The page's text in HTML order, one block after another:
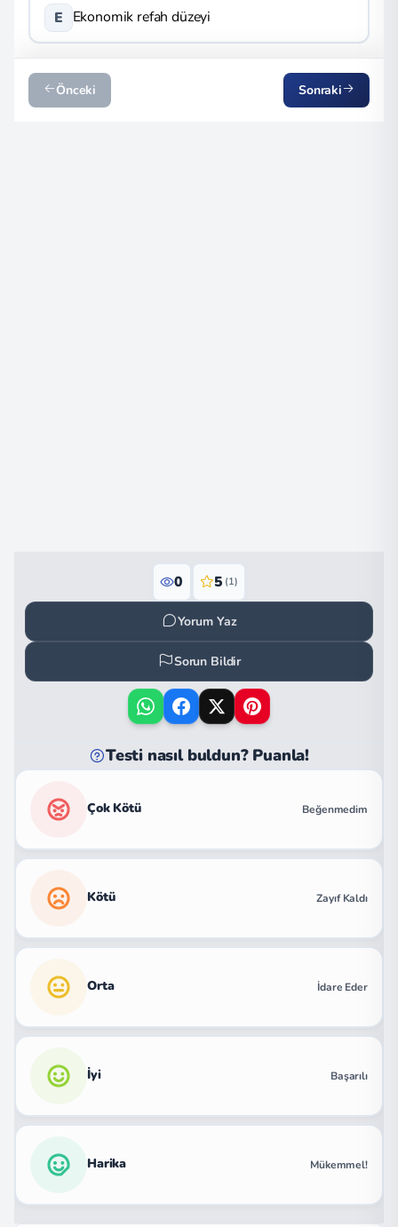
E Ekonomik refah düzeyi
Önceki Sonraki
0 5 (1)
Yorum Yaz
Sorun Bildir
Testi nasıl buldun? Puanla!
Çok Kötü Beğenmedim
Kötü Zayıf Kaldı
Orta İdare Eder
İyi Başarılı
Harika Mükemmel!